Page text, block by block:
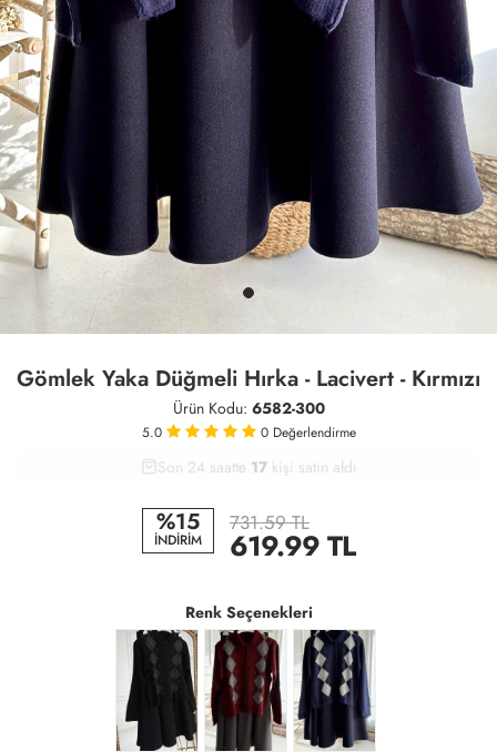
Gömlek Yaka Düğmeli Hırka - Lacivert - Kırmızı
Ürün Kodu: 6582-300
5.0 0 Değerlendirme
30 63
Son 24 saatte 17 kişi satın aldı
%15
İNDİRİM
731.59 TL
619.99TL
Renk Seçenekleri